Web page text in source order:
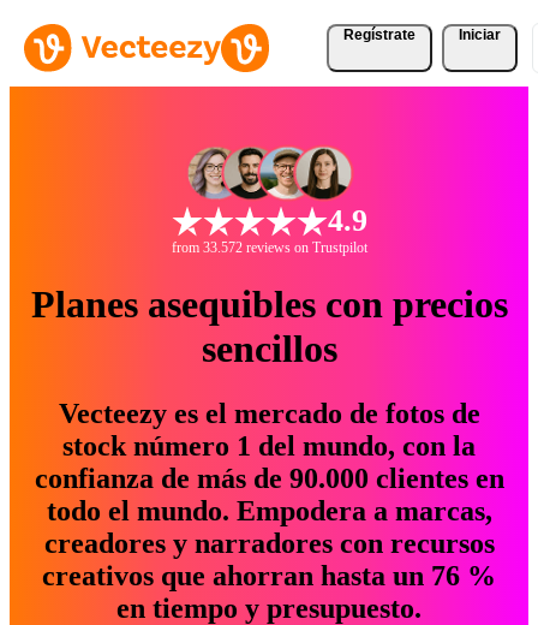
Regístrate Iniciar
4.9
from 33.572 reviews on Trustpilot
Planes asequibles con precios
sencillos
Vecteezy es el mercado de fotos de
stock número 1 del mundo, con la
confianza de más de 90.000 clientes en
todo el mundo. Empodera a marcas,
creadores y narradores con recursos
creativos que ahorran hasta un 76 %
en tiempo y presupuesto.